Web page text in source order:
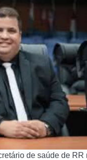
de saúde de RR